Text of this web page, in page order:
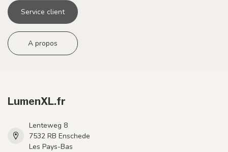
Service client
A propos
LumenXL.fr
Lenteweg 8
7532 RB Enschede
Les Pays-Bas